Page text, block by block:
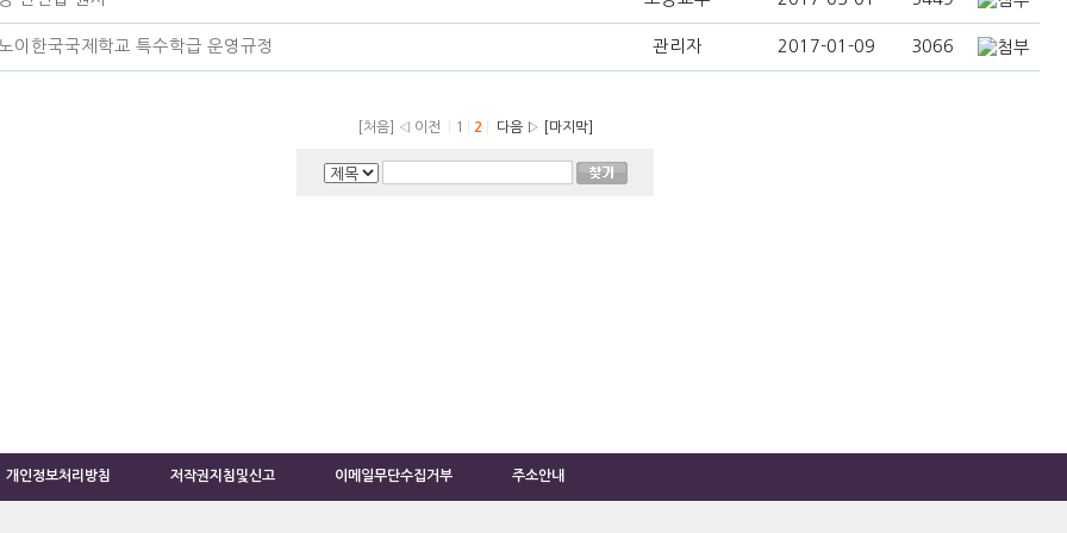
이한국국제학교 특수학급 운영규정 관리자 2017-01-09 3066
[처음] ◁ 이전 1 2 다음 ▷ [마지막]
개인정보처리방침 저작권지침및신고 이메일무단수집거부 주소안내